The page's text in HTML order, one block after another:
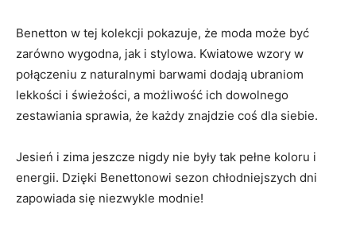
Benetton w tej kolekcji pokazuje, że moda może być
zarówno wygodna, jak i stylowa. Kwiatowe wzory w
połączeniu z naturalnymi barwami dodają ubraniom
lekkości i świeżości, a możliwość ich dowolnego
zestawiania sprawia, że każdy znajdzie coś dla siebie.
Jesień i zima jeszcze nigdy nie były tak pełne koloru i
energii. Dzięki Benettonowi sezon chłodniejszych dni
zapowiada się niezwykle modnie!